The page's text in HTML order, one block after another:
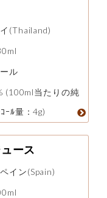
(Thailand)
ル
(100ml当たりの純
ｰﾙ量：4g)
ース
イン(Spain)